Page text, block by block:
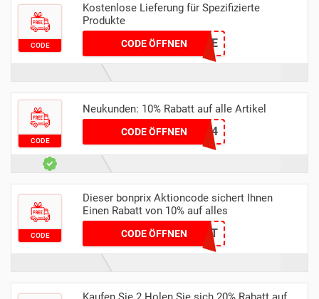
CODE
Kostenlose Lieferung für Spezifizierte
Produkte
CODE ÖFFNEN MODE
CODE
Neukunden: 10% Rabatt auf alle Artikel
CODE ÖFFNENEXTRA24
CODE
Dieser bonprix Aktioncode sichert Ihnen
Einen Rabatt von 10% auf alles
CODE ÖFFNENFABELHAFT